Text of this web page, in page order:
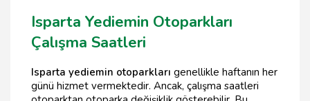
Isparta Yediemin Otoparkları
Çalışma Saatleri
Isparta yediemin otoparkları genellikle haftanın her
günü hizmet vermektedir. Ancak, çalışma saatleri